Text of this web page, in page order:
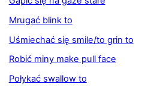
Mrugać blink to
Uśmiechać się smile/to grin to
Robić miny make pull face
Połykać swallow to